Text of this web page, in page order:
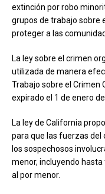
extinción por robo
grupos de trabajo sobre
proteger a las
La ley sobre el crimen
utilizada de manera
Trabajo sobre el Crimen
expirado el 1 de enero de
La ley de California
para que las fuerzas del
los sospechosos
menor, incluyendo
al por menor.